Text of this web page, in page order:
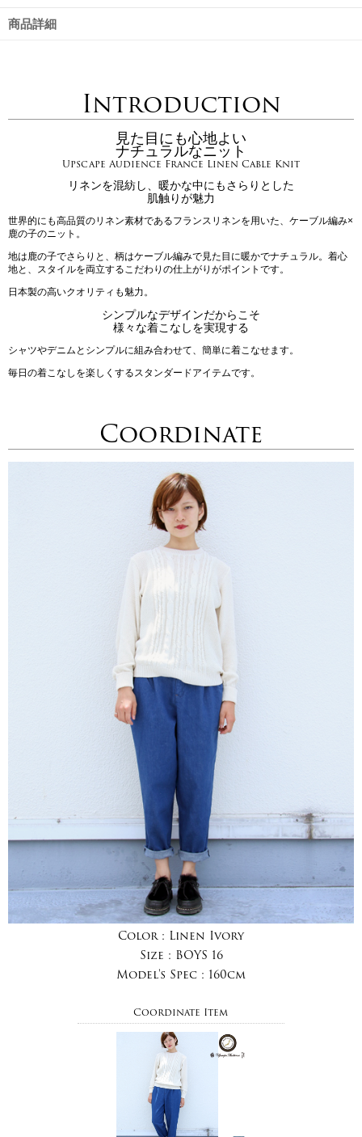
商品詳細
Introduction
見た目にも心地よい
ナチュラルなニット
Upscape Audience France Linen Cable Knit
リネンを混紡し、暖かな中にもさらりとした
肌触りが魅力
世界的にも高品質のリネン素材であるフランスリネンを用いた、ケーブル編み×
鹿の子のニット。
地は鹿の子でさらりと、柄はケーブル編みで見た目に暖かでナチュラル。着心
地と、スタイルを両立するこだわりの仕上がりがポイントです。
日本製の高いクオリティも魅力。
シンプルなデザインだからこそ
様々な着こなしを実現する
シャツやデニムとシンプルに組み合わせて、簡単に着こなせます。
毎日の着こなしを楽しくするスタンダードアイテムです。
Coordinate
Color : Linen Ivory
Size : BOYS 16
Model's Spec : 160cm
Coordinate Item